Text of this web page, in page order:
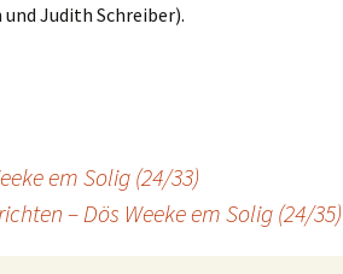
Judith Schreiber).
em Solig (24/33)
– Dös Weeke em Solig (24/35)